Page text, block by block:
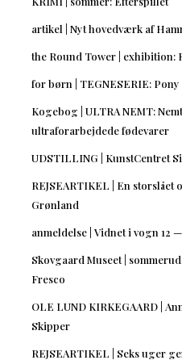
artikel | Nyt hovedværk af
the Round Tower | exhibition:
for børn | TEGNESERIE:
Kogebog | ULTRA NEMT:
ultraforarbejdede fødevarer
UDSTILLING | KunstCentret
REJSEARTIKEL | En
Grønland
anmeldelse | Vidnet i vogn 12
Skovgaard Museet |
Fresco
OLE LUND KIRKEGAARD |
Skipper
REJSEARTIKEL | Seks uger